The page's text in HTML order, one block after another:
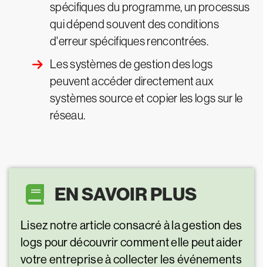
spécifiques du programme, un processus
qui dépend souvent des conditions
d'erreur spécifiques rencontrées.
Les systèmes de gestion des logs
peuvent accéder directement aux
systèmes source et copier les logs sur le
réseau.
EN SAVOIR PLUS
Lisez notre article consacré à la gestion des
logs pour découvrir comment elle peut aider
votre entreprise à collecter les événements